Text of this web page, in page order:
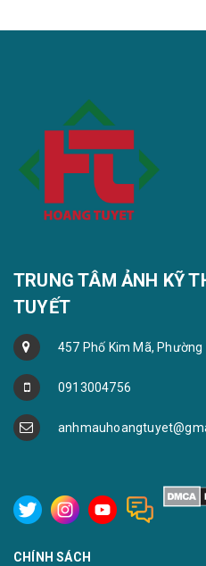
TRUNG TÂM ẢNH KỸ
TUYẾT
457 Phố Kim Mã, Phường
0913004756
CHÍNH SÁCH